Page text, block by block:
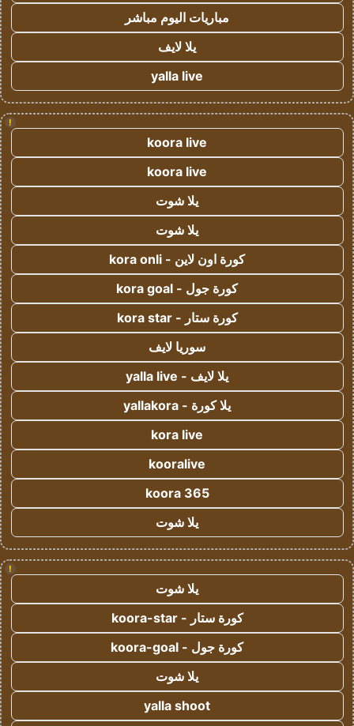
مباريات اليوم مباشر
يلا لايف
yalla live
!
koora live
koora live
يلا شوت
يلا شوت
كورة اون لاين - kora onli
كورة جول - kora goal
كورة ستار - kora star
سوريا لايف
يلا لايف - yalla live
يلا كورة - yallakora
kora live
kooralive
koora 365
يلا شوت
!
يلا شوت
كورة ستار - koora-star
كورة جول - koora-goal
يلا شوت
yalla shoot